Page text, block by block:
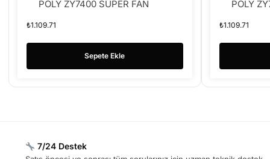
POLY ZY7400 SÜPER FAN
₺1.109.71
Sepete Ekle
POLY
₺1.109.71
7/24 Destek